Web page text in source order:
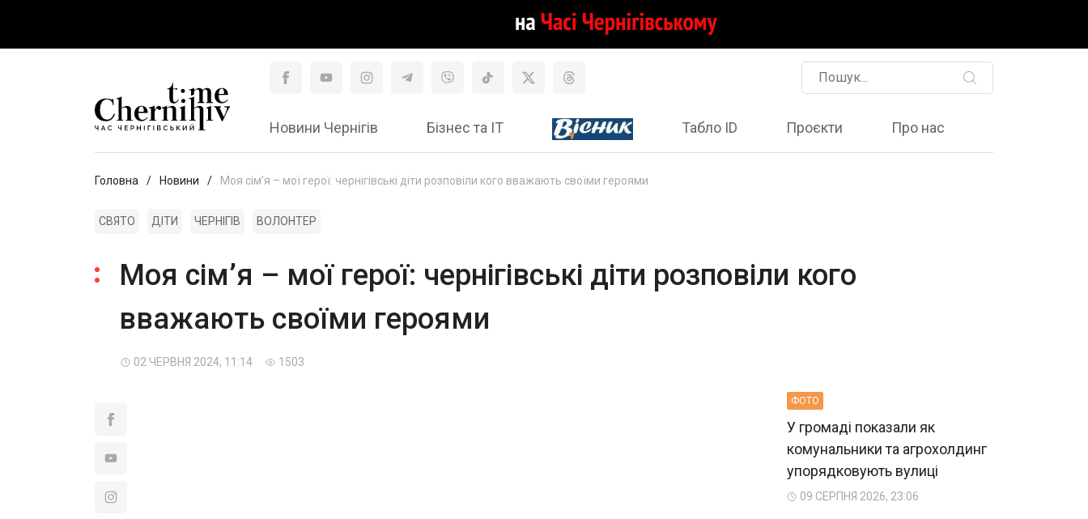
Новини Чернігів Бізнес та ІТ Табло ID Проєкти Про нас
Головна Новини Моя сім’я – мої герої: чернігівські діти розповіли кого вважають своїми героями
СВЯТО ДІТИ ЧЕРНІГІВ ВОЛОНТЕР
Моя сім’я – мої герої: чернігівські діти розповіли кого
вважають своїми героями
02 ЧЕРВНЯ 2024, 11:14 1503
ФОТО
У громаді показали як
комунальники та агрохолдинг
упорядковують вулиці
09 СЕРПНЯ 2026, 23:06